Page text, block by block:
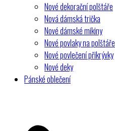
Nové dekorační polštáře
Nová dámská trička
Nové dámské mikiny
Nové povlaky na polštáře
Nové povlečení přikrývky
Nové deky
Pánské oblečení